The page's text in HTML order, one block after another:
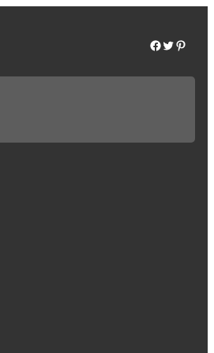
Facebook Twitter Pinterest